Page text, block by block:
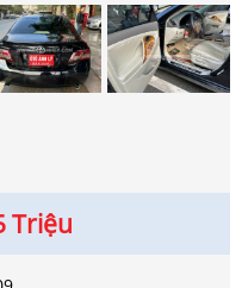
Triệu